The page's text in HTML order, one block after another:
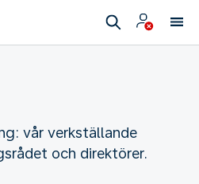
vår verkställande
och direktörer.